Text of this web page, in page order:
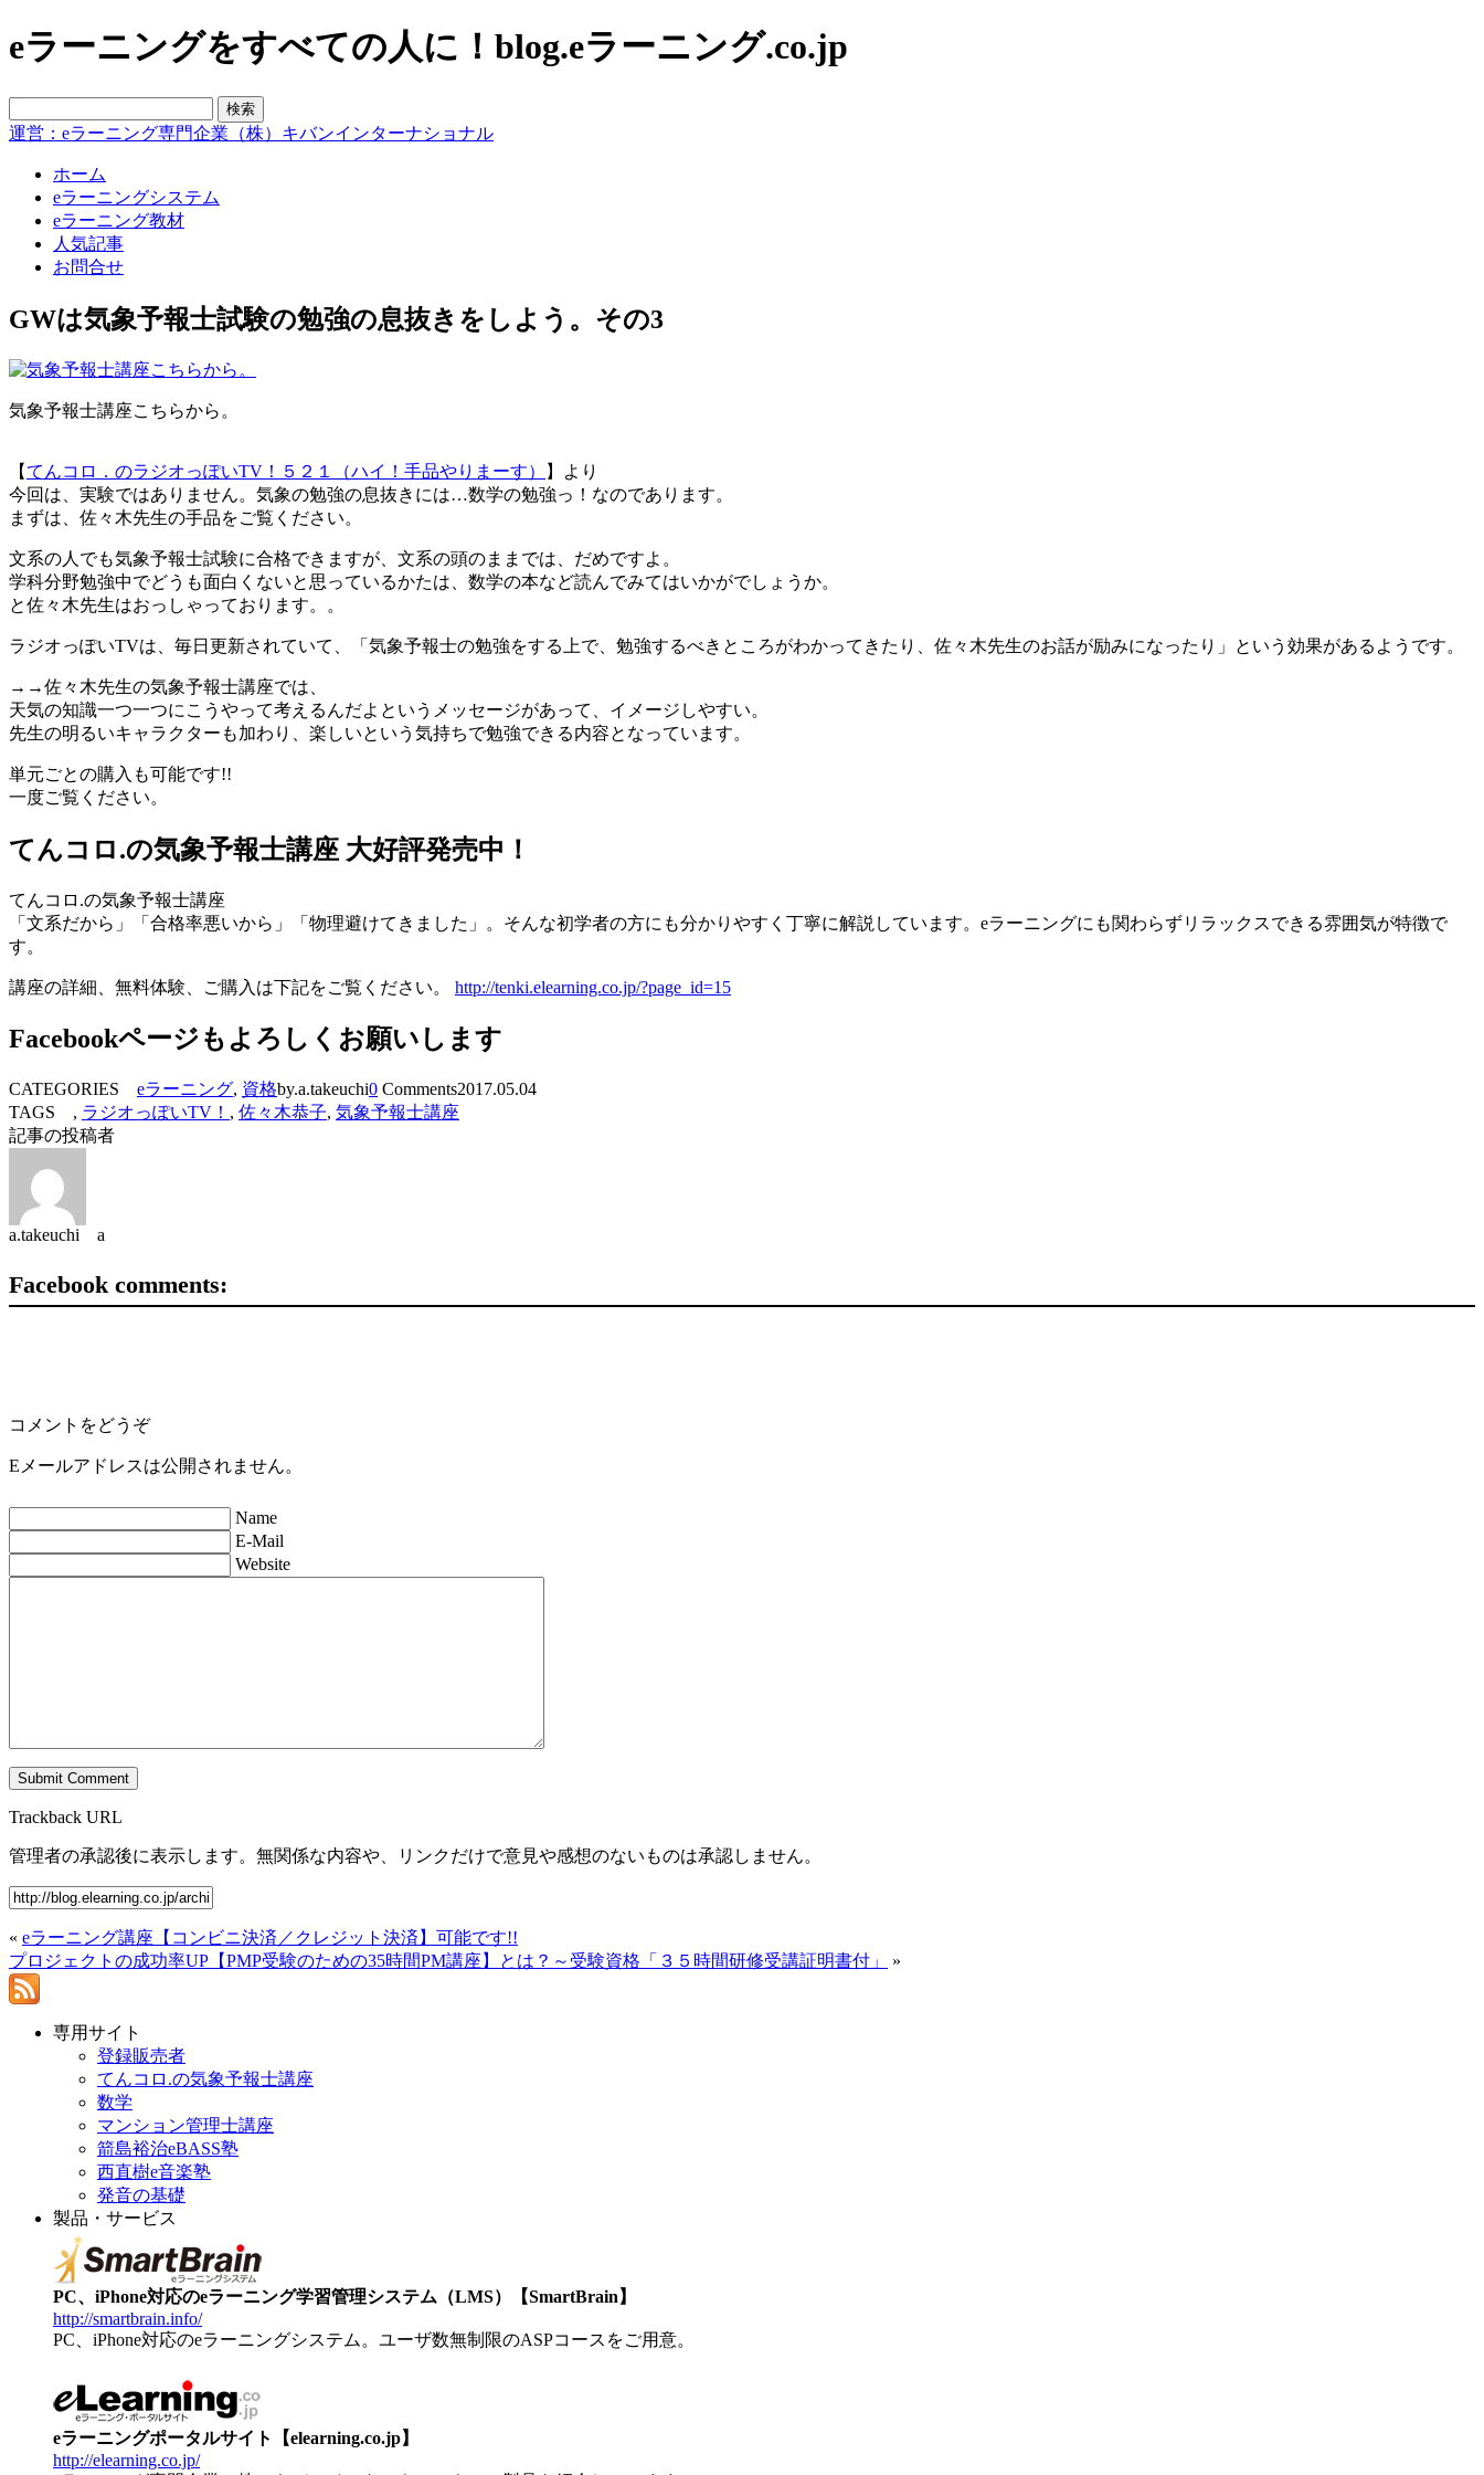
eラーニングをすべての人に！blog.eラーニング.co.jp
運営：eラーニング専門企業（株）キバンインターナショナル
ホーム
eラーニングシステム
eラーニング教材
人気記事
お問合せ
GWは気象予報士試験の勉強の息抜きをしよう。その3
気象予報士講座こちらから。
【てんコロ．のラジオっぽいTV！５２１（ハイ！手品やりまーす）
】より
今回は、実験ではありません。気象の勉強の息抜きには…数学の勉強っ！なのであります。
まずは、佐々木先生の手品をご覧ください。
文系の人でも気象予報士試験に合格できますが、文系の頭のままでは、だめですよ。
学科分野勉強中でどうも面白くないと思っているかたは、数学の本など読んでみてはいかがでしょうか。
と佐々木先生はおっしゃっております。。
ラジオっぽいTVは、毎日更新されていて、「気象予報士の勉強をする上で、勉強するべきところがわかってきたり、佐々木先生のお話が励みになったり」という効果があるようです。
→→佐々木先生の気象予報士講座では、
天気の知識一つ一つにこうやって考えるんだよというメッセージがあって、イメージしやすい。
先生の明るいキャラクターも加わり、楽しいという気持ちで勉強できる内容となっています。
単元ごとの購入も可能です!!
一度ご覧ください。
てんコロ.の気象予報士講座 大好評発売中！
てんコロ.の気象予報士講座
「文系だから」「合格率悪いから」「物理避けてきました」。そんな初学者の方にも分かりやすく丁寧に解説しています。eラーニングにも関わらずリラックスできる雰囲気が特徴で
す。
講座の詳細、無料体験、ご購入は下記をご覧ください。 http://tenki.elearning.co.jp/?page_id=15
Facebookページもよろしくお願いします
CATEGORIES eラーニング, 資格by.a.takeuchi0 Comments2017.05.04
TAGS , ラジオっぽいTV！ , 佐々木恭子, 気象予報士講座
記事の投稿者
a.takeuchi a
Facebook comments:
コメントをどうぞ
Eメールアドレスは公開されません。
Name
E-Mail
Website
Trackback URL
管理者の承認後に表示します。無関係な内容や、リンクだけで意見や感想のないものは承認しません。
« eラーニング講座【コンビニ決済／クレジット決済】可能です!!
プロジェクトの成功率UP【PMP受験のための35時間PM講座】とは？～受験資格「３５時間研修受講証明書付」
»
専用サイト
登録販売者
てんコロ.の気象予報士講座
数学
マンション管理士講座
箭島裕治eBASS塾
西直樹e音楽塾
発音の基礎
製品・サービス
PC、iPhone対応のeラーニング学習管理システム（LMS）【SmartBrain】
http://smartbrain.info/
PC、iPhone対応のeラーニングシステム。ユーザ数無制限のASPコースをご用意。
eラーニングポータルサイト【elearning.co.jp】
http://elearning.co.jp/